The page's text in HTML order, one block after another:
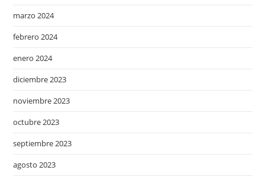
marzo 2024
febrero 2024
enero 2024
diciembre 2023
noviembre 2023
octubre 2023
septiembre 2023
agosto 2023